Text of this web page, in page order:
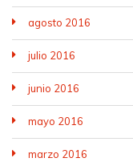
agosto 2016
julio 2016
junio 2016
mayo 2016
marzo 2016